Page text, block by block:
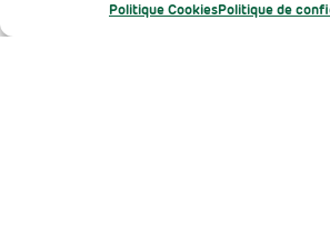
Politique CookiesPolitique de